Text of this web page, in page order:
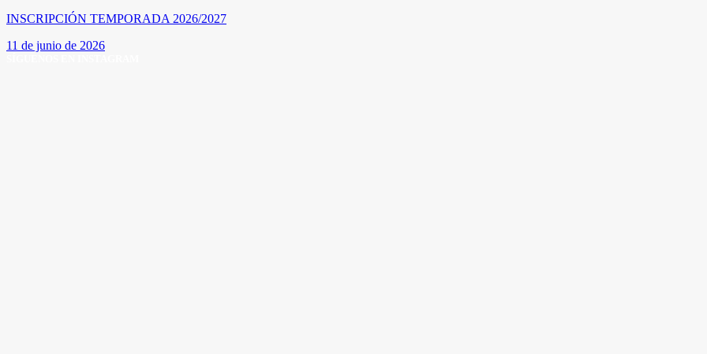
INSCRIPCIÓN TEMPORADA 2026/2027
11 de junio de 2026